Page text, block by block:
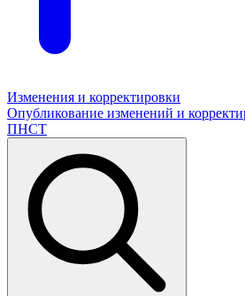
Изменения и корректировки
Опубликование изменений и
ПНСТ